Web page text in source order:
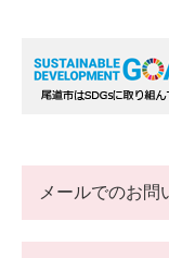
メールでのお問